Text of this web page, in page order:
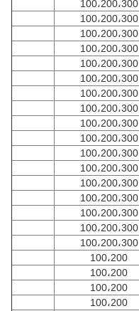
100،200،300
100،200،300
100،200،300
100،200،300
100،200،300
100،200،300
100،200،300
100،200،300
100،200،300
100،200،300
100،200،300
100،200،300
100،200،300
100،200،300
100،200،300
100،200،300
100،200،300
100،200
100،200
100،200
100،200